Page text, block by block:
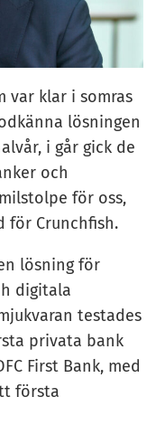
var klar i somras
lösningen
i går gick de
och
för oss,
för Crunchfish.
lösning för
digitala
testades
privata bank
First Bank, med
första